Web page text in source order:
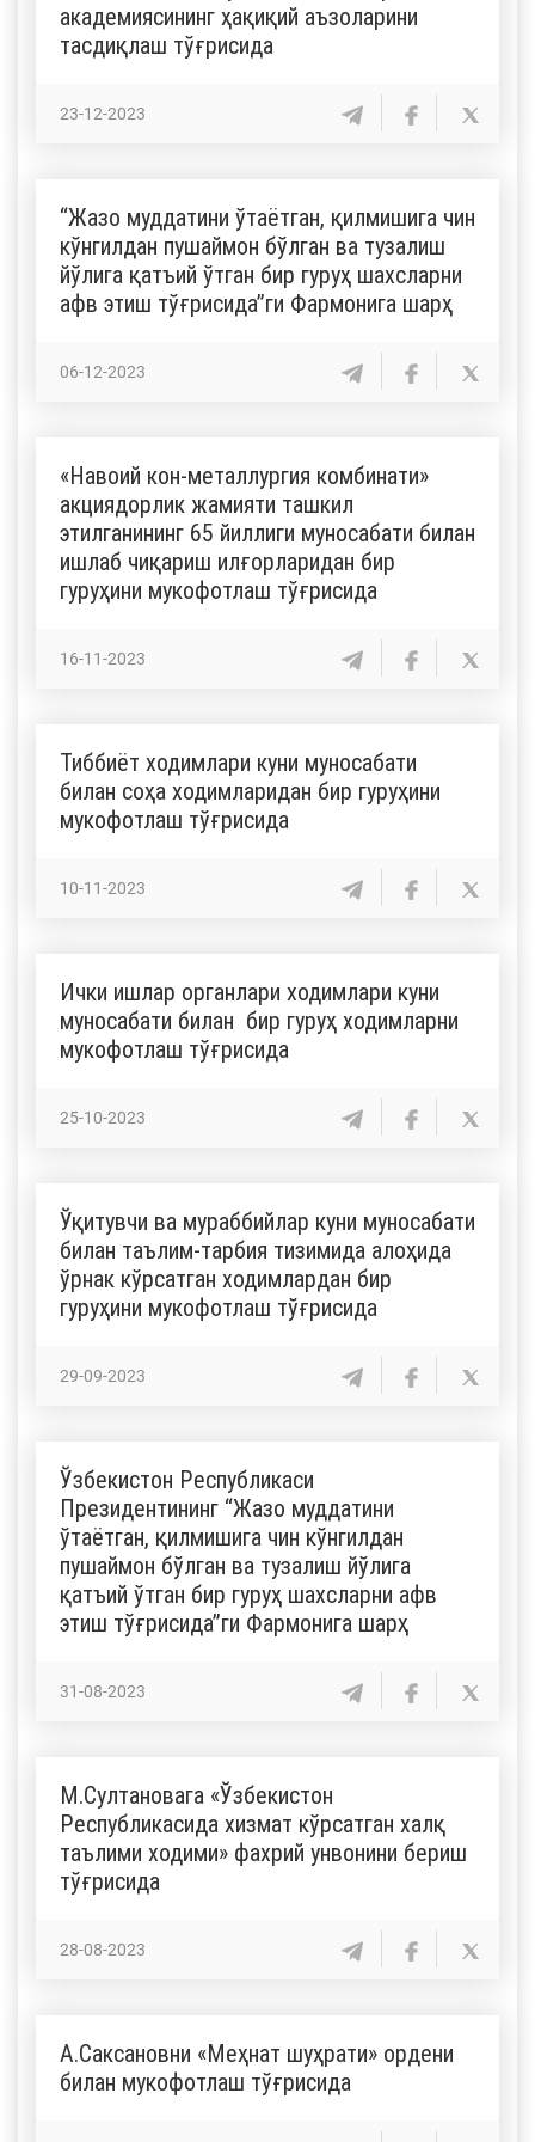
академиясининг ҳақиқий аъзоларини
тасдиқлаш тўғрисида
23-12-2023
“Жазо муддатини ўтаётган, қилмишига чин
кўнгилдан пушаймон бўлган ва тузалиш
йўлига қатъий ўтган бир гуруҳ шахсларни
афв этиш тўғрисида”ги Фармонига шарҳ
06-12-2023
«Навоий кон-металлургия комбинати»
акциядорлик жамияти ташкил
этилганининг 65 йиллиги муносабати билан
ишлаб чиқариш илғорларидан бир
гуруҳини мукофотлаш тўғрисида
16-11-2023
Тиббиёт ходимлари куни муносабати
билан соҳа ходимларидан бир гуруҳини
мукофотлаш тўғрисида
10-11-2023
Ички ишлар органлари ходимлари куни
муносабати билан бир гуруҳ ходимларни
мукофотлаш тўғрисида
25-10-2023
Ўқитувчи ва мураббийлар куни муносабати
билан таълим-тарбия тизимида алоҳида
ўрнак кўрсатган ходимлардан бир
гуруҳини мукофотлаш тўғрисида
29-09-2023
Ўзбекистон Республикаси
Президентининг “Жазо муддатини
ўтаётган, қилмишига чин кўнгилдан
пушаймон бўлган ва тузалиш йўлига
қатъий ўтган бир гуруҳ шахсларни афв
этиш тўғрисида”ги Фармонига шарҳ
31-08-2023
М.Султановага «Ўзбекистон
Республикасида хизмат кўрсатган халқ
таълими ходими» фахрий унвонини бериш
тўғрисида
28-08-2023
А.Саксановни «Меҳнат шуҳрати» ордени
билан мукофотлаш тўғрисида